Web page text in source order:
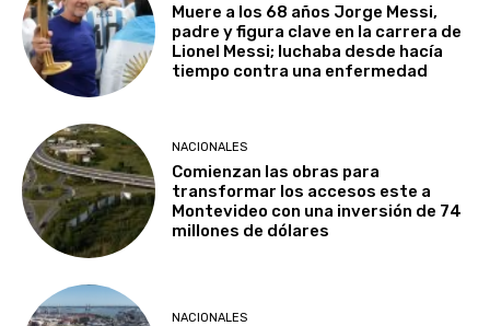
Muere a los 68 años Jorge Messi,
padre y figura clave en la carrera de
Lionel Messi; luchaba desde hacía
tiempo contra una enfermedad
NACIONALES
Comienzan las obras para
transformar los accesos este a
Montevideo con una inversión de 74
millones de dólares
NACIONALES